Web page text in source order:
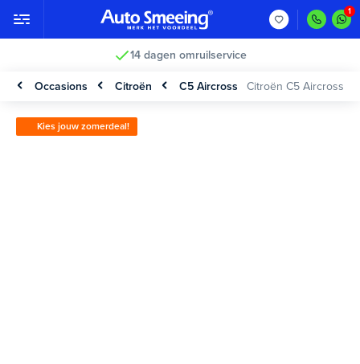
14 dagen omruilservice
Occasions Citroën C5 Aircross Citroën C5 Aircross
Kies jouw zomerdeal!